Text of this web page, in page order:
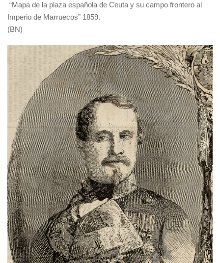
“Mapa de la plaza española de Ceuta y su campo frontero al
Imperio de Marruecos” 1859.
(BN)